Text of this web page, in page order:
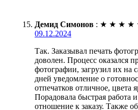
Демид Симонов : ★ ★ ★ ★
09.12.2024
Так. Заказывал печать
доволен. Процесс оказался
фотографии, загрузил их на
дней уведомление о
отпечатков отличное,
Порадовала быстрая работа
отношение к заказу. Также